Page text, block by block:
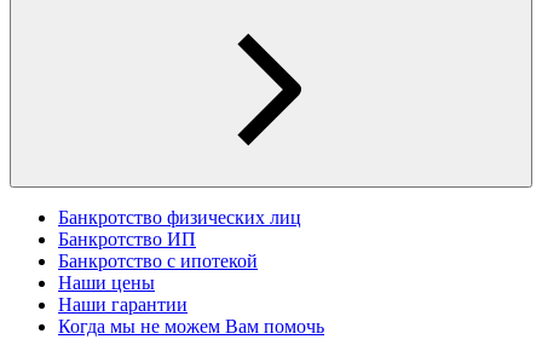
Банкротство физических лиц
Банкротство ИП
Банкротство с ипотекой
Наши цены
Наши гарантии
Когда мы не можем Вам помочь